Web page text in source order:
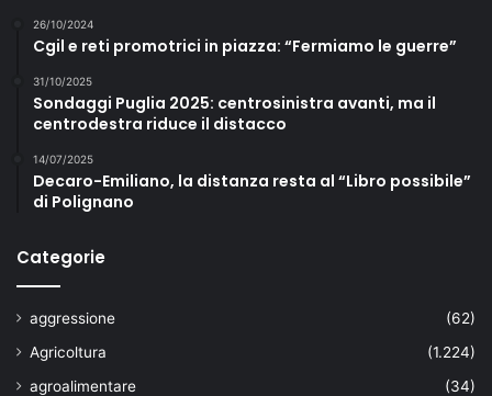
26/10/2024
Cgil e reti promotrici in piazza: “Fermiamo le guerre”
31/10/2025
Sondaggi Puglia 2025: centrosinistra avanti, ma il
centrodestra riduce il distacco
14/07/2025
Decaro-Emiliano, la distanza resta al “Libro possibile”
di Polignano
Categorie
aggressione
(62)
Agricoltura
(1.224)
agroalimentare
(34)